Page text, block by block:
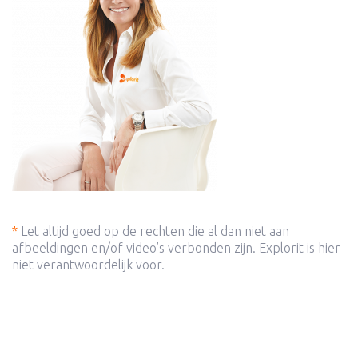
* Let altijd goed op de rechten die al dan niet aan
afbeeldingen en/of video’s verbonden zijn. Explorit is hier
niet verantwoordelijk voor.